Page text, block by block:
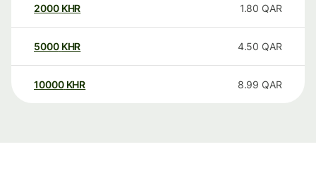
2000 KHR 1.80 QAR
5000 KHR 4.50 QAR
10000 KHR 8.99 QAR